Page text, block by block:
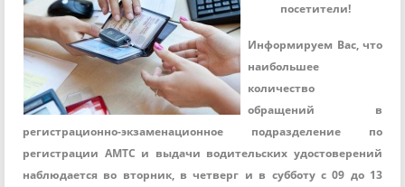
посетители!
Информируем Вас, что
наибольшее
количество
обращений в
регистрационно-экзаменационное подразделение по
регистрации АМТС и выдачи водительских удостоверений
наблюдается во вторник, в четверг и в субботу с 09 до 13